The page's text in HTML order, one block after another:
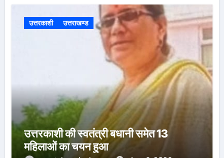
उत्तरकाशी उत्तराखण्ड
उत्तरकाशी की स्वतंत्री बधानी समेत 13
महिलाओं का चयन हुआ